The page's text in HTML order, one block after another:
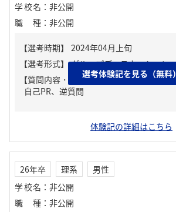
学校名 ： 非公開
職種 ： 非公開
【質問内容・課題】
自己PR、逆質問
選考体験記を見る（無料）
体験記の詳細はこちら
26年卒 理系
男性
学校名 ： 非公開
職種 ： 非公開